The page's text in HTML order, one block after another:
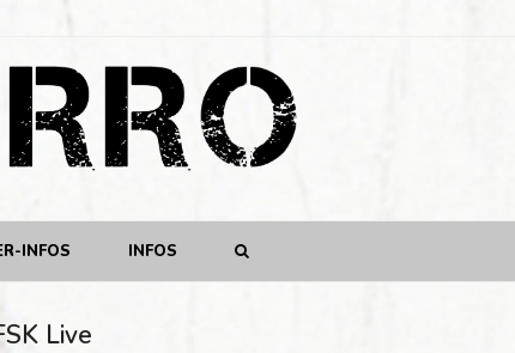
INFOS INFOS
Live